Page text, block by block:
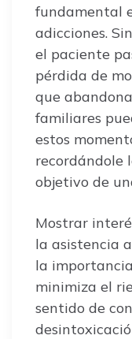
fundamental
adicciones.
el paciente
pérdida de
que
familiares
estos
recordándole
objetivo de
Mostrar
la asistencia
la
minimiza el
sentido de